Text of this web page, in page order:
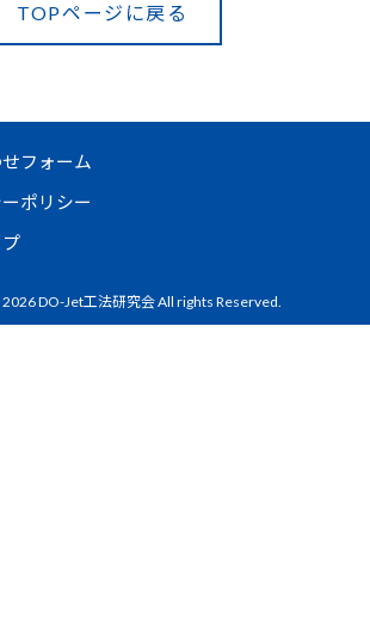
TOPページに戻る
フォーム
ポリシー
DO-Jet工法研究会 All rights Reserved.